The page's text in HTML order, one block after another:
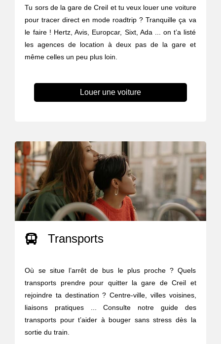
Tu sors de la gare de Creil et tu veux louer une voiture
pour tracer direct en mode roadtrip ? Tranquille ça va
le faire ! Hertz, Avis, Europcar, Sixt, Ada ... on t’a listé
les agences de location à deux pas de la gare et
même celles un peu plus loin.
Louer une voiture
Transports
Où se situe l’arrêt de bus le plus proche ? Quels
transports prendre pour quitter la gare de Creil et
rejoindre ta destination ? Centre-ville, villes voisines,
liaisons pratiques ... Consulte notre guide des
transports pour t’aider à bouger sans stress dès la
sortie du train.